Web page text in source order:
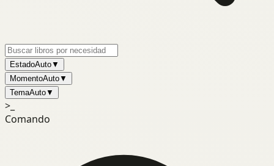
EstadoAuto▼
MomentoAuto▼
TemaAuto▼
>_
Comando